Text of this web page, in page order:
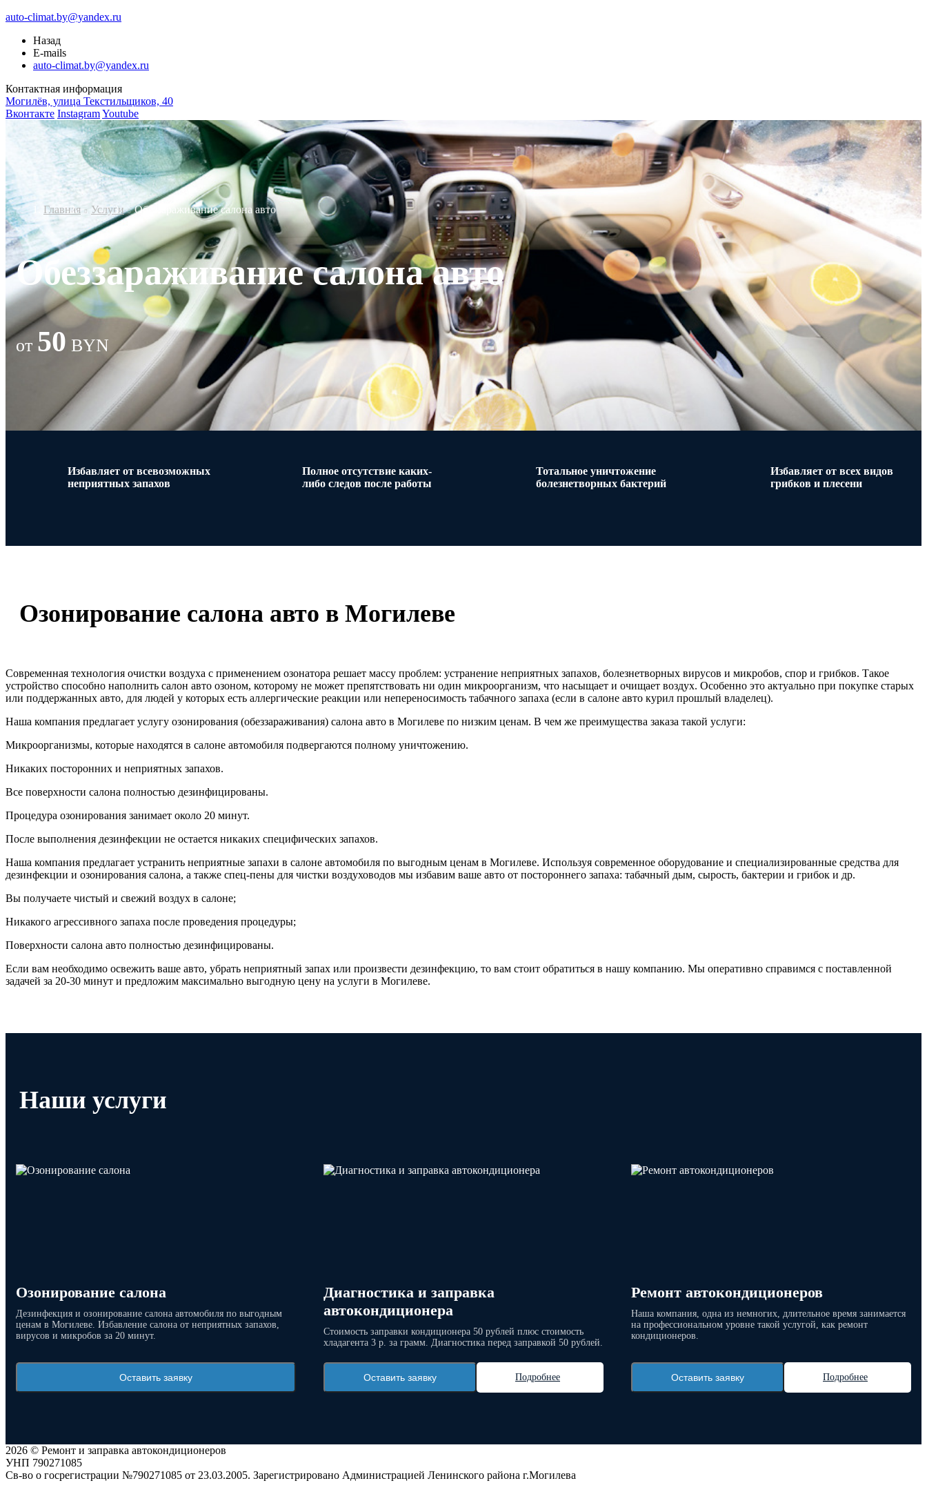
auto-climat.by@yandex.ru
Назад
E-mails
auto-climat.by@yandex.ru
Контактная информация
Могилёв, улица Текстильщиков, 40
Вконтакте InstagramYoutube
Главная Услуги Обеззараживание салона авто
Обеззараживание салона авто
от 50 BYN
Избавляет от всевозможных
неприятных запахов
Полное отсутствие каких-
либо следов после работы
Тотальное уничтожение
болезнетворных бактерий
Избавляет от всех видов
грибков и плесени
Озонирование салона авто в Могилеве
Современная технология очистки воздуха с применением озонатора решает массу проблем: устранение неприятных запахов, болезнетворных вирусов и микробов, спор и грибков. Такое
устройство способно наполнить салон авто озоном, которому не может препятствовать ни один микроорганизм, что насыщает и очищает воздух. Особенно это актуально при покупке старых
или поддержанных авто, для людей у которых есть аллергические реакции или непереносимость табачного запаха (если в салоне авто курил прошлый владелец).
Наша компания предлагает услугу озонирования (обеззараживания) салона авто в Могилеве по низким ценам. В чем же преимущества заказа такой услуги:
Микроорганизмы, которые находятся в салоне автомобиля подвергаются полному уничтожению.
Никаких посторонних и неприятных запахов.
Все поверхности салона полностью дезинфицированы.
Процедура озонирования занимает около 20 минут.
После выполнения дезинфекции не остается никаких специфических запахов.
Наша компания предлагает устранить неприятные запахи в салоне автомобиля по выгодным ценам в Могилеве. Используя современное оборудование и специализированные средства для
дезинфекции и озонирования салона, а также спец-пены для чистки воздуховодов мы избавим ваше авто от постороннего запаха: табачный дым, сырость, бактерии и грибок и др.
Вы получаете чистый и свежий воздух в салоне;
Никакого агрессивного запаха после проведения процедуры;
Поверхности салона авто полностью дезинфицированы.
Если вам необходимо освежить ваше авто, убрать неприятный запах или произвести дезинфекцию, то вам стоит обратиться в нашу компанию. Мы оперативно справимся с поставленной
задачей за 20-30 минут и предложим максимально выгодную цену на услуги в Могилеве.
Наши услуги
Озонирование салона
Дезинфекция и озонирование салона автомобиля по выгодным
ценам в Могилеве. Избавление салона от неприятных запахов,
вирусов и микробов за 20 минут.
Оставить заявку
Диагностика и заправка
автокондиционера
Стоимость заправки кондиционера 50 рублей плюс стоимость
хладагента 3 р. за грамм. Диагностика перед заправкой 50 рублей.
Оставить заявку Подробнее
Ремонт автокондиционеров
Наша компания, одна из немногих, длительное время занимается
на профессиональном уровне такой услугой, как ремонт
кондиционеров.
Оставить заявку Подробнее
2026 © Ремонт и заправка автокондиционеров
УНП 790271085
Св-во о госрегистрации №790271085 от 23.03.2005. Зарегистрировано Администрацией Ленинского района г.Могилева